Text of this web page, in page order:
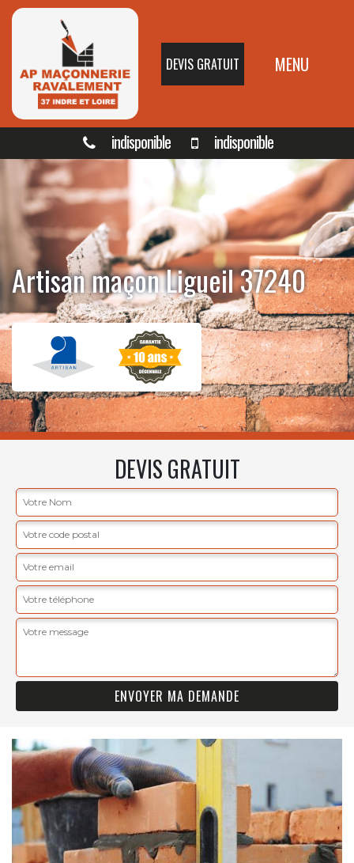
DEVIS GRATUIT MENU
indisponible indisponible
Artisan maçon Ligueil 37240
DEVIS GRATUIT